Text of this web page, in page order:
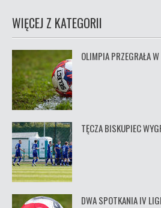
WIĘCEJ Z KATEGORII
OLIMPIA PRZEGRAŁA
TĘCZA BISKUPIEC
DWA SPOTKANIA IV